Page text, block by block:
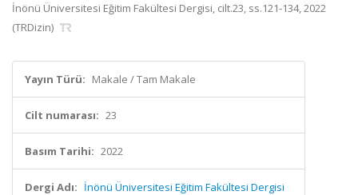
İnönü Üniversitesi Eğitim Fakültesi Dergisi, cilt.23, ss.121-134, 2022
(TRDizin)
Yayın Türü: Makale / Tam Makale
Cilt numarası: 23
Basım Tarihi: 2022
Dergi Adı: İnönü Üniversitesi Eğitim Fakültesi Dergisi